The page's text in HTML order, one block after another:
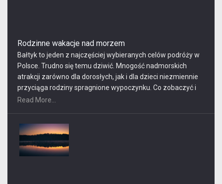
Rodzinne wakacje nad morzem
Bałtyk to jeden z najczęściej wybieranych celów podróży w
Polsce. Trudno się temu dziwić. Mnogość nadmorskich
atrakcji zarówno dla dorosłych, jak i dla dzieci niezmiennie
przyciąga rodziny spragnione wypoczynku. Co zobaczyć i
robić nad morzem? Jaki nocleg wybrać? Odpowiemy na te
Read More...